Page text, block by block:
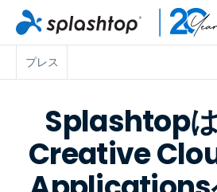
プレス
Splashtop
Creative